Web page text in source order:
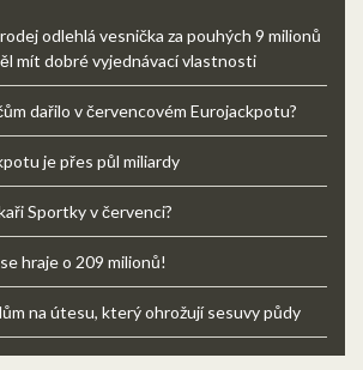
odlehlá vesnička za pouhých 9 milionů
mít dobré vyjednávací vlastnosti
dařilo v červencovém Eurojackpotu?
je přes půl miliardy
Sportky v červenci?
hraje o 209 milionů!
na útesu, který ohrožují sesuvy půdy